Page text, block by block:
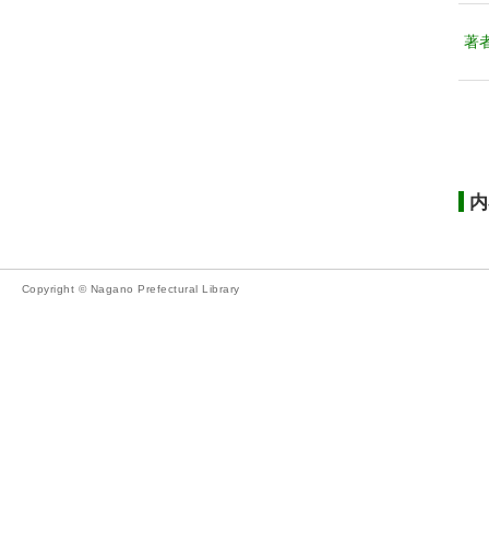
著
Copyright © Nagano Prefectural Library